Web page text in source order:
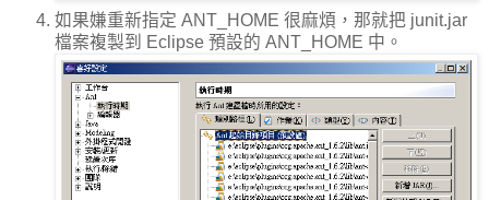
如果嫌重新指定 ANT_HOME 很麻煩，那就把 junit.jar
檔案複製到 Eclipse 預設的 ANT_HOME 中。